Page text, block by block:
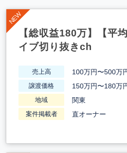
【総収益180万】【平
イブ切り抜きch
売上高 100万円〜500万
譲渡価格 150万円〜180万
地域 関東
案件掲載者 直オーナー